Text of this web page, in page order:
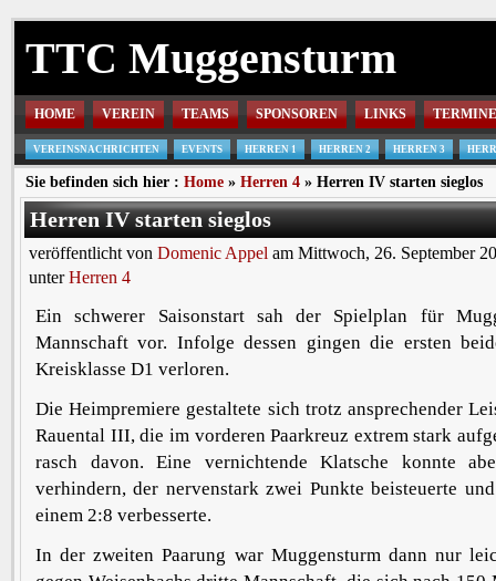
TTC Muggensturm
HOME VEREIN TEAMS SPONSOREN LINKS TERMINE
VEREINSNACHRICHTEN EVENTS HERREN 1 HERREN 2 HERREN 3
Sie befinden sich hier : Home » Herren 4 » Herren IV starten sieglos
Herren IV starten sieglos
veröffentlicht von Domenic Appel am Mittwoch, 26. September
unterHerren 4
Ein schwerer Saisonstart sah der Spielplan für
Mannschaft vor. Infolge dessen gingen die ersten
Kreisklasse D1 verloren.
Die Heimpremiere gestaltete sich trotz ansprechender
Rauental III, die im vorderen Paarkreuz extrem stark
rasch davon. Eine vernichtende Klatsche konnte
verhindern, der nervenstark zwei Punkte beisteuerte
einem 2:8 verbesserte.
In der zweiten Paarung war Muggensturm dann nur